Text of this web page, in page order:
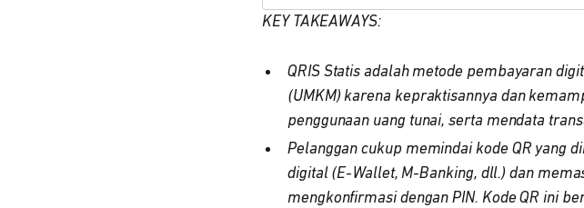
KEY TAKEAWAYS:
QRIS Statis adalah metode pembayaran
(UMKM) karena kepraktisannya dan
penggunaan uang tunai, serta mendata
Pelanggan cukup memindai kode QR yang
digital (E-Wallet, M-Banking, dll.) dan
mengkonfirmasi dengan PIN. Kode QR ini